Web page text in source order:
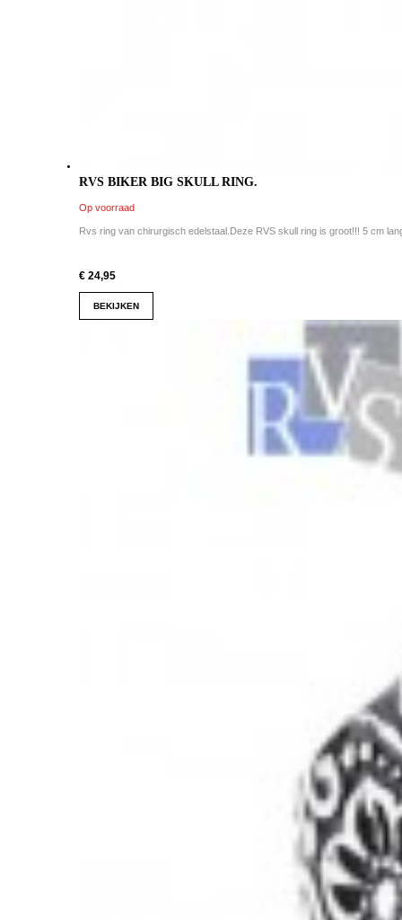
RVS BIKER BIG SKULL RING.
Op voorraad
Rvs ring van chirurgisch edelstaal.Deze RVS skull ring is groot!!! 5 cm
€ 24,95
BEKIJKEN